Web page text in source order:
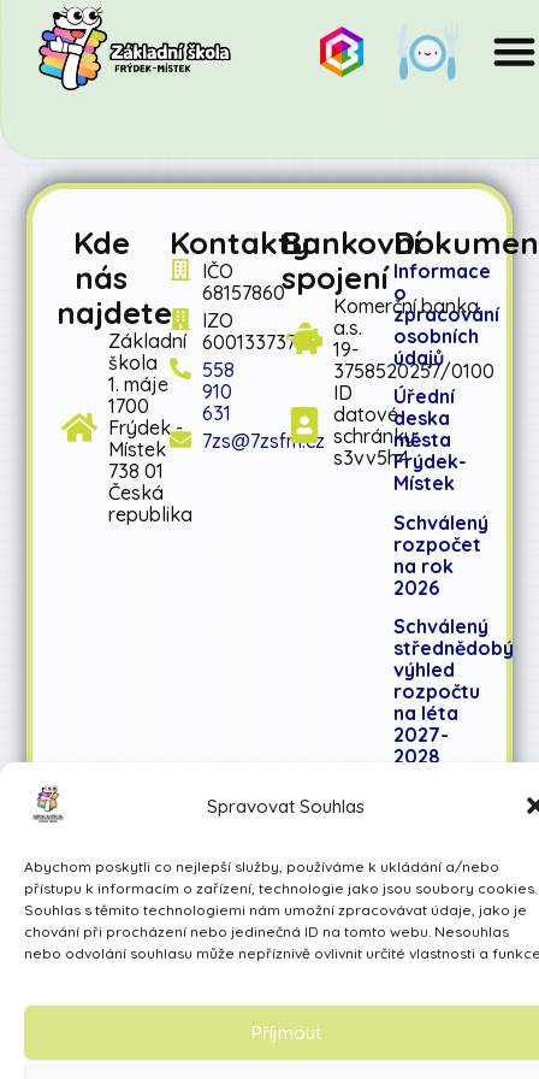
Spravovat Souhlas
Abychom poskytli co nejlepší služby, používáme k ukládání a/nebo
přístupu k informacím o zařízení, technologie jako jsou soubory cookies.
Souhlas s těmito technologiemi nám umožní zpracovávat údaje, jako je
chování při procházení nebo jedinečná ID na tomto webu. Nesouhlas
nebo odvolání souhlasu může nepříznivě ovlivnit určité vlastnosti a
Příjmout
Kde
nás
najdete
Základní
škola
1. máje
1700
Frýdek -
Místek
738 01
Česká
republika
Kontakty
IČO
68157860
IZO
600133737
558
910
631
7zs@7zsfm.cz
Bankovní
spojení
Komerční banka
a.s.
19-
3758520257/0100
ID
datové
schránky:
s3vv5h4
Informace
o
zpracování
osobních
údajů
Úřední
deska
města
Frýdek-
Místek
Schválený
rozpočet
na rok
2026
Schválený
střednědobý
výhled
rozpočtu
na léta
2027-
2028
Made by Avarita